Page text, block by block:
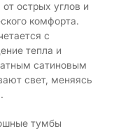
острых углов и
комфорта.
с
тепла и
сатиновым
свет, меняясь
тумбы